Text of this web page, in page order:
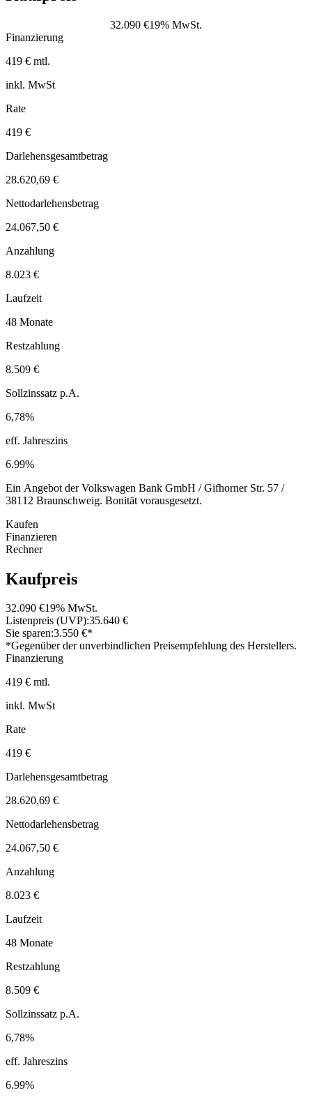
32.090 €19% MwSt.
Finanzierung
419 € mtl.
inkl. MwSt
Rate
419 €
Darlehensgesamtbetrag
28.620,69 €
Nettodarlehensbetrag
24.067,50 €
Anzahlung
8.023 €
Laufzeit
48 Monate
Restzahlung
8.509 €
Sollzinssatz p.A.
6,78%
eff. Jahreszins
6.99%
Ein Angebot der Volkswagen Bank GmbH / Gifhorner Str. 57 /
38112 Braunschweig. Bonität vorausgesetzt.
Kaufen
Finanzieren
Rechner
Kaufpreis
32.090 €19% MwSt.
Listenpreis (UVP):35.640 €
Sie sparen:3.550 €*
*Gegenüber der unverbindlichen Preisempfehlung des Herstellers.
Finanzierung
419 € mtl.
inkl. MwSt
Rate
419 €
Darlehensgesamtbetrag
28.620,69 €
Nettodarlehensbetrag
24.067,50 €
Anzahlung
8.023 €
Laufzeit
48 Monate
Restzahlung
8.509 €
Sollzinssatz p.A.
6,78%
eff. Jahreszins
6.99%